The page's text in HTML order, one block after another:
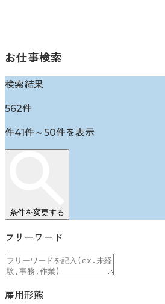
お仕事検索
検索結果
562件
件41件～50件を表示
条件を変更する
フリーワード
雇用形態